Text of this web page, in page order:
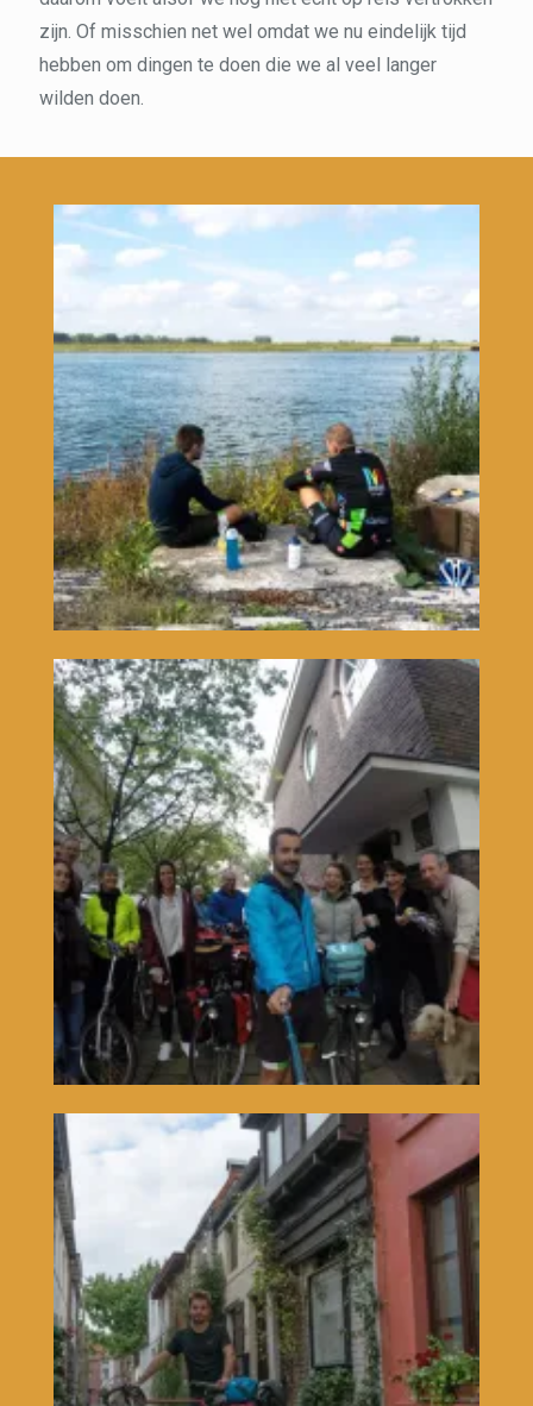
zijn. Of misschien net wel omdat we nu eindelijk tijd
hebben om dingen te doen die we al veel langer
wilden doen.